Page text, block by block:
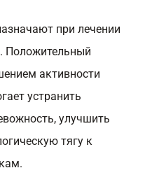
при лечении
Положительный
активности
устранить
улучшить
тягу к